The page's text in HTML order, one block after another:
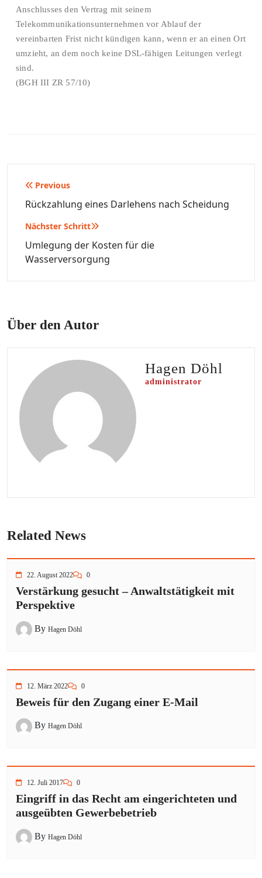
Anschlusses den Vertrag mit seinem
Telekommunikationsunternehmen vor Ablauf der
vereinbarten Frist nicht kündigen kann, wenn er an einen Ort
umzieht, an dem noch keine DSL-fähigen Leitungen verlegt
sind.
(BGH III ZR 57/10)
Beitragsnavigation
Previous
Rückzahlung eines Darlehens nach Scheidung
Nächster Schritt
Umlegung der Kosten für die
Wasserversorgung
Über den Autor
Hagen Döhl
administrator
Related News
22. August 2022 0
Verstärkung gesucht – Anwaltstätigkeit mit
Perspektive
By Hagen Döhl
12. März 2022 0
Beweis für den Zugang einer E-Mail
By Hagen Döhl
12. Juli 2017 0
Eingriff in das Recht am eingerichteten und
ausgeübten Gewerbebetrieb
By Hagen Döhl